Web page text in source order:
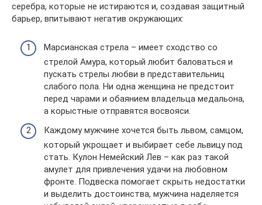
серебра, которые не истираются и, создавая защитный
барьер, впитывают негатив окружающих:
Марсианская стрела – имеет сходство со
стрелой Амура, который любит баловаться и
пускать стрелы любви в представительниц
слабого пола. Ни одна женщина не предстоит
перед чарами и обаянием владельца медальона,
а корыстные отправятся восвояси.
Каждому мужчине хочется быть львом, самцом,
который укрощает и выбирает себе львицу под
стать. Кулон Немейский Лев – как раз такой
амулет для привлечения удачи на любовном
фронте. Подвеска помогает скрыть недостатки
и выделить достоинства, мужчина наделяется